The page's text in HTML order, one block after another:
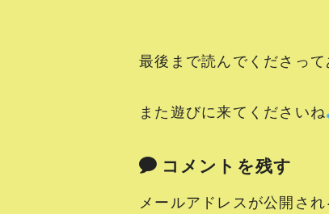
最後まで読んでくださっ
また遊びに来てくださいね
コメントを残す
メールアドレスが公開され